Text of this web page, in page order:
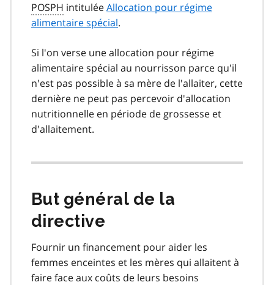
POSPH intituléeAllocation pour régime
alimentaire spécial.
Si l'on verse une allocation pour régime
alimentaire spécial au nourrisson parce qu'il
n'est pas possible à sa mère de l'allaiter, cette
dernière ne peut pas percevoir d'allocation
nutritionnelle en période de grossesse et
d'allaitement.
But général de la
directive
Fournir un financement pour aider les
femmes enceintes et les mères qui allaitent à
faire face aux coûts de leurs besoins